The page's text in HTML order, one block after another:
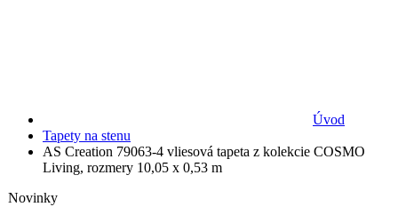
Úvod
Tapety na stenu
AS Creation 79063-4 vliesová tapeta z kolekcie COSMO
Living, rozmery 10,05 x 0,53 m
Novinky